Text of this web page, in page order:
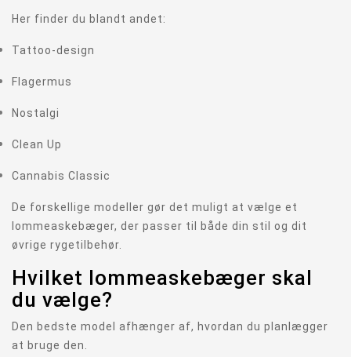
Her finder du blandt andet:
Tattoo-design
Flagermus
Nostalgi
Clean Up
Cannabis Classic
De forskellige modeller gør det muligt at vælge et
lommeaskebæger, der passer til både din stil og dit
øvrige rygetilbehør.
Hvilket lommeaskebæger skal
du vælge?
Den bedste model afhænger af, hvordan du planlægger
at bruge den.